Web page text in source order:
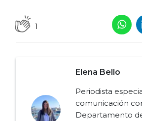
1
Elena Bello
Periodista
comunicación
Departamento